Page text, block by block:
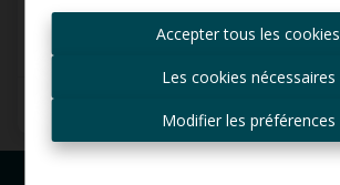
Accepter tous les cookies
Les cookies nécessaires
Modifier les préférences
informé des
offres ?
mail